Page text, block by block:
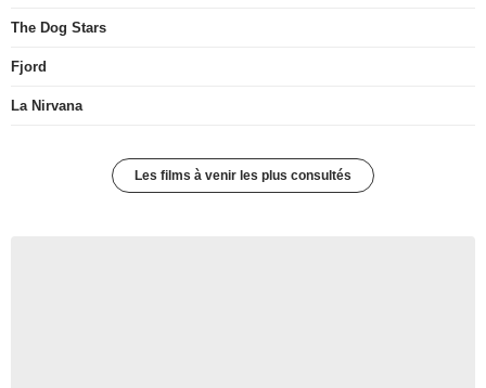
The Dog Stars
Fjord
La Nirvana
Les films à venir les plus consultés